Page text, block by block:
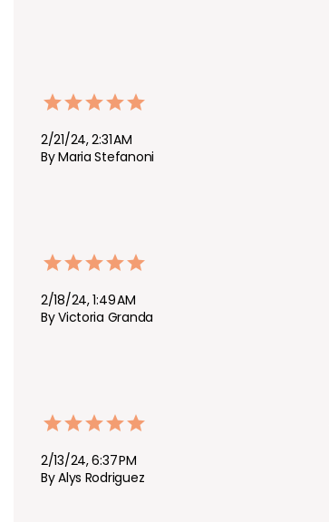
2/21/24, 2:31 AM
By Maria Stefanoni
2/18/24, 1:49 AM
By Victoria Granda
2/13/24, 6:37 PM
By Alys Rodriguez